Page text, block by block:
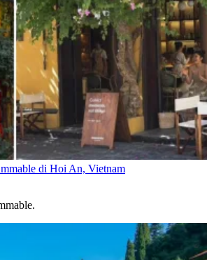
di Hoi An, Vietnam